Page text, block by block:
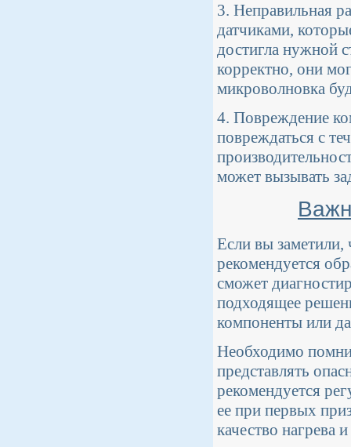
3. Неправильная
датчиками,
достигла нужной
корректно, они
микроволновка
4. Повреждение
повреждаться с
может вызывать
Если вы заметили,
рекомендуется
сможет
подходящее
компоненты или
Необходимо
представлять
рекомендуется
ее при первых
качество нагрева